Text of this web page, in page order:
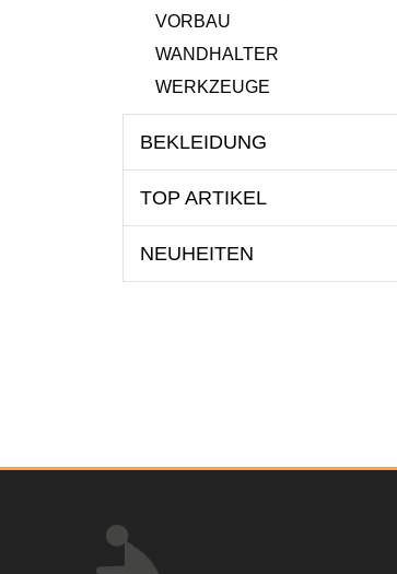
VORBAU
WANDHALTER
WERKZEUGE
BEKLEIDUNG
TOP ARTIKEL
NEUHEITEN